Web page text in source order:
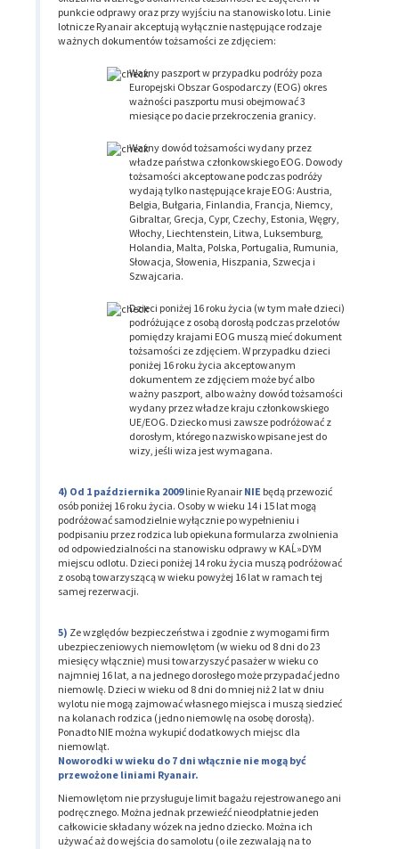
punkcie odprawy oraz przy wyjściu na stanowisko lotu. Linie
lotnicze Ryanair akceptują wyłącznie następujące rodzaje
ważnych dokumentów tożsamości ze zdjęciem:
Ważny paszport w przypadku podróży poza
Europejski Obszar Gospodarczy (EOG) okres
ważności paszportu musi obejmować 3
miesiące po dacie przekroczenia granicy.
Ważny dowód tożsamości wydany przez
władze państwa członkowskiego EOG. Dowody
tożsamości akceptowane podczas podróży
wydają tylko następujące kraje EOG: Austria,
Belgia, Bułgaria, Finlandia, Francja, Niemcy,
Gibraltar, Grecja, Cypr, Czechy, Estonia, Węgry,
Włochy, Liechtenstein, Litwa, Luksemburg,
Holandia, Malta, Polska, Portugalia, Rumunia,
Słowacja, Słowenia, Hiszpania, Szwecja i
Szwajcaria.
Dzieci poniżej 16 roku życia (w tym małe dzieci)
podróżujące z osobą dorosłą podczas przelotów
pomiędzy krajami EOG muszą mieć dokument
tożsamości ze zdjęciem. W przypadku dzieci
poniżej 16 roku życia akceptowanym
dokumentem ze zdjęciem może być albo
ważny paszport, albo ważny dowód tożsamości
wydany przez władze kraju członkowskiego
UE/EOG. Dziecko musi zawsze podróżować z
dorosłym, którego nazwisko wpisane jest do
wizy, jeśli wiza jest wymagana.
Od 1 października 2009linie Ryanair NIE będą przewozić
osób poniżej 16 roku życia. Osoby w wieku 14 i 15 lat mogą
podróżować samodzielnie wyłącznie po wypełnieniu i
podpisaniu przez rodzica lub opiekuna formularza zwolnienia
od odpowiedzialności na stanowisku odprawy w KAĹ»DYM
miejscu odlotu. Dzieci poniżej 14 roku życia muszą podróżować
z osobą towarzyszącą w wieku powyżej 16 lat w ramach tej
samej rezerwacji.
Ze względów bezpieczeństwa i zgodnie z wymogami firm
ubezpieczeniowych niemowlętom (w wieku od 8 dni do 23
miesięcy włącznie) musi towarzyszyć pasażer w wieku co
najmniej 16 lat, a na jednego dorosłego może przypadać jedno
niemowlę. Dzieci w wieku od 8 dni do mniej niż 2 lat w dniu
wylotu nie mogą zajmować własnego miejsca i muszą siedzieć
na kolanach rodzica (jedno niemowlę na osobę dorosłą).
Ponadto NIE można wykupić dodatkowych miejsc dla
niemowląt.
Noworodki w wieku do 7 dni włącznie nie mogą być
przewożone liniami Ryanair.
Niemowlętom nie przysługuje limit bagażu rejestrowanego ani
podręcznego. Można jednak przewieźć nieodpłatnie jeden
całkowicie składany wózek na jedno dziecko. Można ich
używać aż do wejścia do samolotu (o ile zezwalają na to